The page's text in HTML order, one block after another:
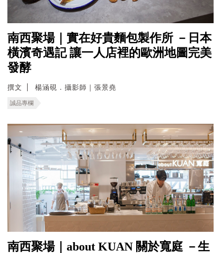
南西聚場｜實在好貴麵包製作所 －日本
橫濱奇遇記 讓一人店裡的歐洲地圖完美
發酵
撰文 楊涵硯．攝影師｜張景堯
誠品專欄
南西聚場｜about KUAN 關於寬庭 －生